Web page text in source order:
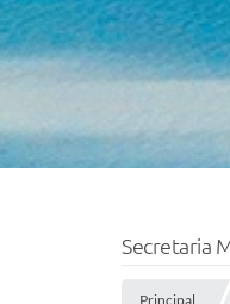
Secretaria
Principal